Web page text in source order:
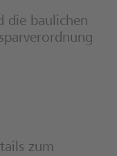
die baulichen
zum